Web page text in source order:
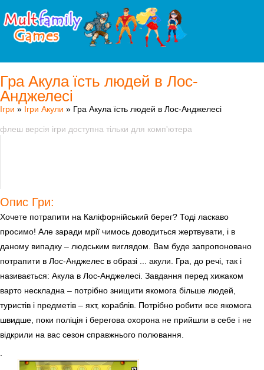
Гра Акула їсть людей в Лос-
Анджелесі
Ігри » Ігри Акули » Гра Акула їсть людей в Лос-Анджелесі
флеш версія ігри доступна тільки для комп'ютера
Опис Гри:
Хочете потрапити на Каліфорнійський берег? Тоді ласкаво
просимо! Але заради мрії чимось доводиться жертвувати, і в
даному випадку – людським виглядом. Вам буде запропоновано
потрапити в Лос-Анджелес в образі ... акули. Гра, до речі, так і
називається: Акула в Лос-Анджелесі. Завдання перед хижаком
варто нескладна – потрібно знищити якомога більше людей,
туристів і предметів – яхт, кораблів. Потрібно робити все якомога
швидше, поки поліція і берегова охорона не прийшли в себе і не
відкрили на вас сезон справжнього полювання.